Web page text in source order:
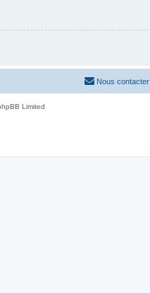
Nous contacter
Limited